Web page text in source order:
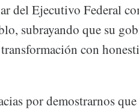
del Ejecutivo Federal
subrayando que su
con
por demostrarnos